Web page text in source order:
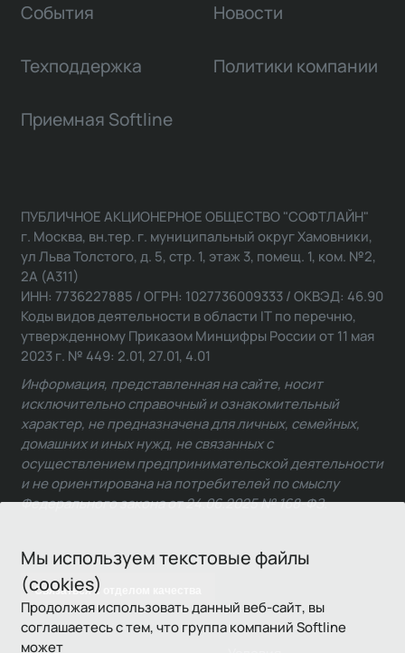
Мы используем текстовые файлы
(cookies)
Продолжая использовать данный веб-сайт, вы
соглашаетесь с тем, что группа компаний Softline
может
События Новости
Техподдержка Политики компании
Приемная Softline
Связаться с отделом качества
ПУБЛИЧНОЕ АКЦИОНЕРНОЕ ОБЩЕСТВО "СОФТЛАЙН"
г. Москва, вн.тер. г. муниципальный округ Хамовники,
ул Льва Толстого, д. 5, стр. 1, этаж 3, помещ. 1, ком. №2,
2А (А311)
ИНН: 7736227885 / ОГРН: 1027736009333 / ОКВЭД: 46.90
Коды видов деятельности в области IT по перечню,
утвержденному Приказом Минцифры России от 11 мая
2023 г. № 449: 2.01, 27.01, 4.01
Информация, представленная на сайте, носит
исключительно справочный и ознакомительный
характер, не предназначена для личных, семейных,
домашних и иных нужд, не связанных с
осуществлением предпринимательской деятельности
и не ориентирована на потребителей по смыслу
Федерального закона от 24.06.2025 № 168-ФЗ.